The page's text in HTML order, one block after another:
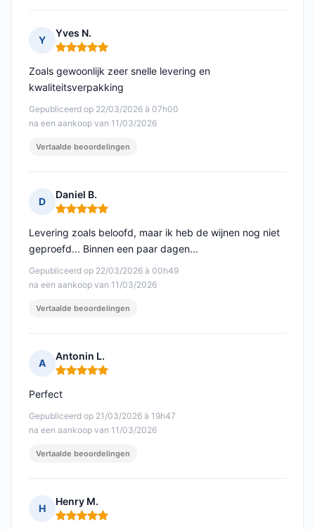
Y
Yves N.
Opmerking: 5 van 5
Gepubliceerd op 22/03/2026 à 07h00
na een aankoop van 11/03/2026
Zoals gewoonlijk zeer snelle levering en
kwaliteitsverpakking
Vertaalde beoordelingen
D
Daniel B.
Opmerking: 5 van 5
Gepubliceerd op 22/03/2026 à 00h49
na een aankoop van 11/03/2026
Levering zoals beloofd, maar ik heb de wijnen nog niet
geproefd... Binnen een paar dagen...
Vertaalde beoordelingen
A
Antonin L.
Opmerking: 5 van 5
Gepubliceerd op 21/03/2026 à 19h47
na een aankoop van 11/03/2026
Perfect
Vertaalde beoordelingen
H
Henry M.
Opmerking: 5 van 5